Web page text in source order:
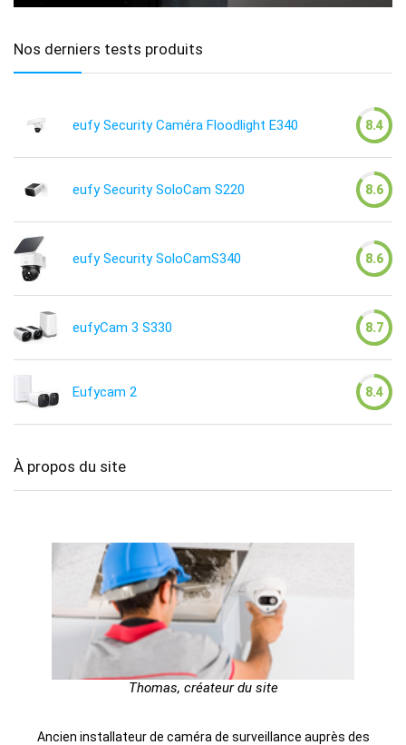
Nos derniers tests produits
eufy Security Caméra Floodlight E340 8.4
eufy Security SoloCam S220 8.6
eufy Security SoloCamS340 8.6
eufyCam 3 S330 8.7
Eufycam 2 8.4
À propos du site
Thomas, créateur du site
Ancien installateur de caméra de surveillance auprès des